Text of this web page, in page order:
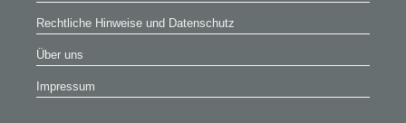
Rechtliche Hinweise und Datenschutz
Über uns
Impressum